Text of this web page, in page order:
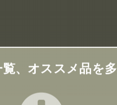
、オススメ品を